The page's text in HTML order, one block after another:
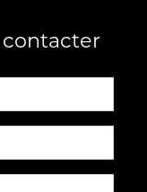
contacter